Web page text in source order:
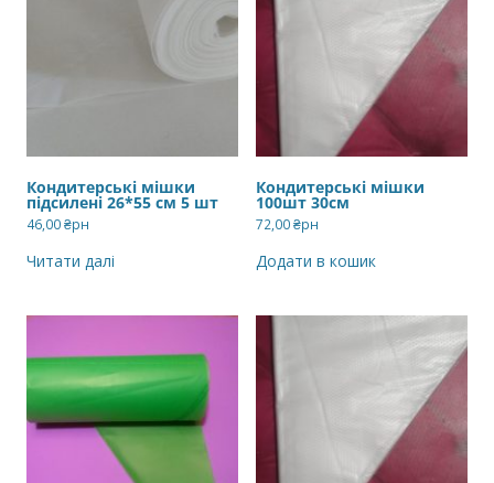
Кондитерські мішки
підсилені 26*55 см 5 шт
46,00₴рн
Читати далі
Кондитерські мішки
100шт 30см
72,00₴рн
Додати в кошик